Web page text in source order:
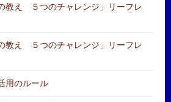
教え ５つのチャレンジ」リーフレ
教え ５つのチャレンジ」リーフレ
用のルール